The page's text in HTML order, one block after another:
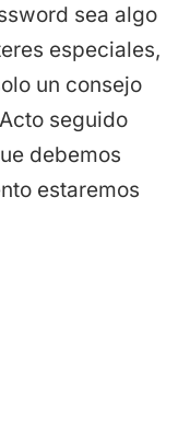
sea algo
especiales,
un consejo
seguido
debemos
estaremos